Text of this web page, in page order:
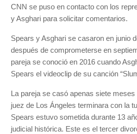
CNN se puso en contacto con los
y Asghari para solicitar comentarios.
Spears y Asghari se casaron en junio
después de comprometerse en
pareja se conoció en 2016 cuando
Spears el videoclip de su canción
La pareja se casó apenas siete
juez de Los Ángeles terminara con la
Spears estuvo sometida durante 13
judicial histórica. Este es el tercer